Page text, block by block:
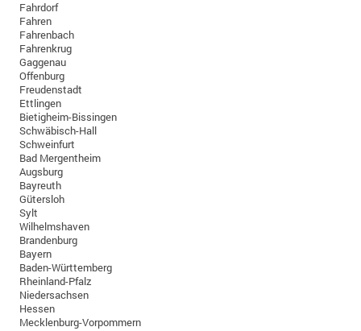
Fahrdorf
Fahren
Fahrenbach
Fahrenkrug
Gaggenau
Offenburg
Freudenstadt
Ettlingen
Bietigheim-Bissingen
Schwäbisch-Hall
Schweinfurt
Bad Mergentheim
Augsburg
Bayreuth
Gütersloh
Sylt
Wilhelmshaven
Brandenburg
Bayern
Baden-Württemberg
Rheinland-Pfalz
Niedersachsen
Hessen
Mecklenburg-Vorpommern